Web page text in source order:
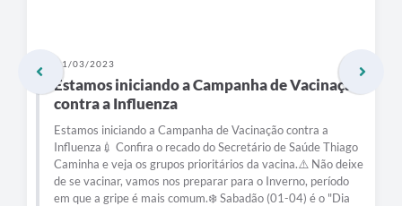
31/03/2023
Estamos iniciando a Campanha de Vacinação
contra a Influenza
Estamos iniciando a Campanha de Vacinação contra a
Influenza💉 Confira o recado do Secretário de Saúde Thiago
Caminha e veja os grupos prioritários da vacina.⚠️ Não deixe
de se vacinar, vamos nos preparar para o Inverno, período
em que a gripe é mais comum.❄️ Sabadão (01-04) é o "Dia